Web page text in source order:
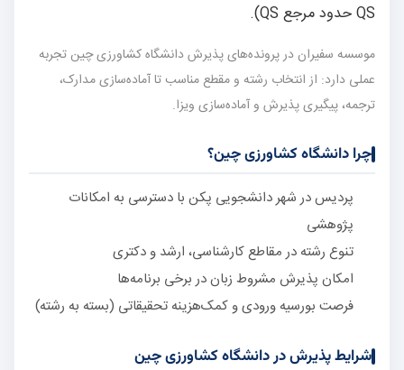
QS حدود مرجع QS).
موسسه سفیران در پرونده‌های پذیرش دانشگاه کشاورزی چین تجربه
عملی دارد: از انتخاب رشته و مقطع مناسب تا آماده‌سازی مدارک،
ترجمه، پیگیری پذیرش و آماده‌سازی ویزا.
چرا دانشگاه کشاورزی چین؟
پردیس در شهر دانشجویی پکن با دسترسی به امکانات
پژوهشی
تنوع رشته در مقاطع کارشناسی، ارشد و دکتری
امکان پذیرش مشروط زبان در برخی برنامه‌ها
فرصت بورسیه ورودی و کمک‌هزینه تحقیقاتی (بسته به رشته)
شرایط پذیرش در دانشگاه کشاورزی چین